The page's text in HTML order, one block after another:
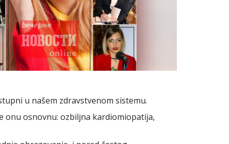
u našem zdravstvenom sistemu.
onu osnovnu: ozbiljna kardiomiopatija,